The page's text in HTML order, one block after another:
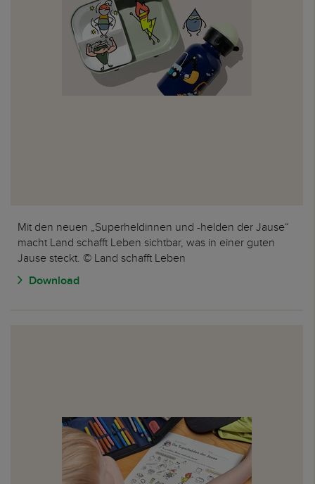
Mit den neuen „Superheldinnen und -helden der Jause“
macht Land schafft Leben sichtbar, was in einer guten
Jause steckt. © Land schafft Leben
Download